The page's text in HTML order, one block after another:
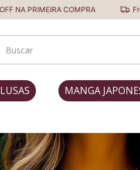
COMPRA Frete Grátis a
MANGA